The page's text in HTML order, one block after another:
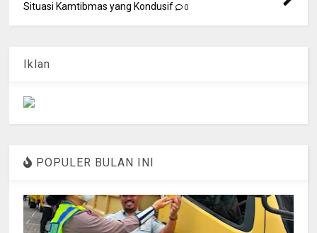
Situasi Kamtibmas yang Kondusif
0
Iklan
POPULER BULAN INI